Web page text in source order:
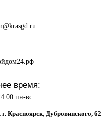
время:
пн-вс
г. Красноярск, Дубровинского, 62